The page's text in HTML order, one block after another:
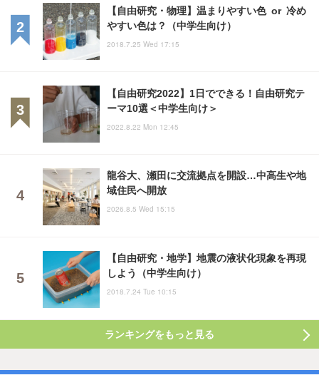
【自由研究・物理】温まりやすい色 or 冷め
やすい色は？（中学生向け）
2018.7.25 Wed 17:15
【自由研究2022】1日でできる！自由研究テ
ーマ10選＜中学生向け＞
2022.8.22 Mon 12:45
龍谷大、瀬田に交流拠点を開設…中高生や地
域住民へ開放
2026.8.5 Wed 15:15
【自由研究・地学】地震の液状化現象を再現
しよう（中学生向け）
2018.7.24 Tue 10:15
ランキングをもっと見る